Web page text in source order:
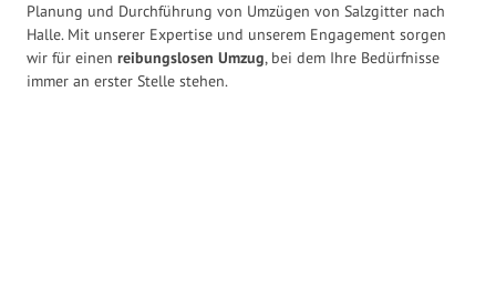
Planung und Durchführung von Umzügen von Salzgitter nach
Halle. Mit unserer Expertise und unserem Engagement sorgen
wir für einen reibungslosen Umzug, bei dem Ihre Bedürfnisse
immer an erster Stelle stehen.